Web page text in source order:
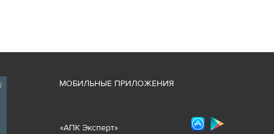
МОБИЛЬНЫЕ ПРИЛОЖЕНИЯ
«АПК Эксперт»